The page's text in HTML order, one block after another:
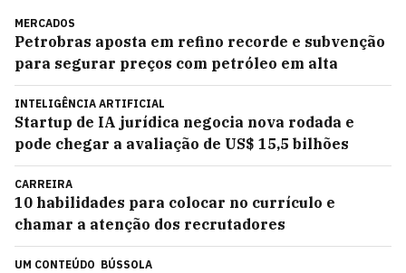
MERCADOS
Petrobras aposta em refino recorde e subvenção
para segurar preços com petróleo em alta
INTELIGÊNCIA ARTIFICIAL
Startup de IA jurídica negocia nova rodada e
pode chegar a avaliação de US$ 15,5 bilhões
CARREIRA
10 habilidades para colocar no currículo e
chamar a atenção dos recrutadores
UM CONTEÚDO BÚSSOLA